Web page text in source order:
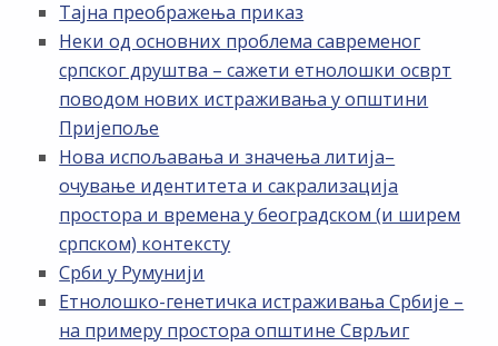
Тајна преображења приказ
Неки од основних проблема савременог
српског друштва – сажети етнолошки осврт
поводом нових истраживања у општини
Пријепоље
Нова испољавања и значења литија–
очување идентитета и сакрализација
простора и времена у београдском (и ширем
српском) контексту
Срби у Румунији
Етнолошко-генетичка истраживања Србије –
на примеру простора општине Сврљиг